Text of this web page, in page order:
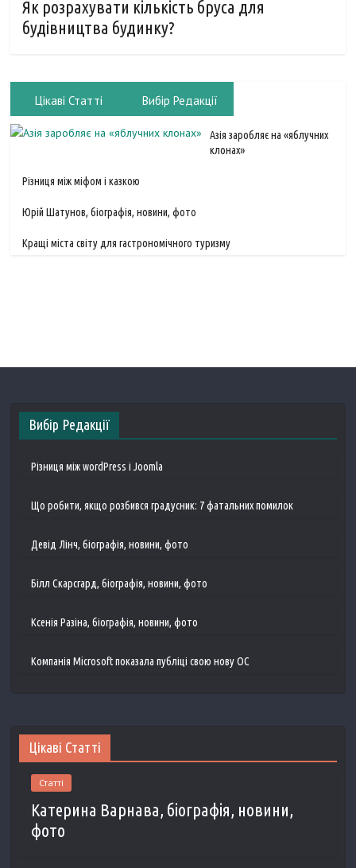
Як розрахувати кількість бруса для
будівництва будинку?
Цікаві Статті Вибір Редакції
Азія заробляє на «яблучних
клонах»
Різниця між міфом і казкою
Юрій Шатунов, біографія, новини, фото
Кращі міста світу для гастрономічного туризму
Вибір Редакції
Різниця між wordPress і Joomla
Що робити, якщо розбився градусник: 7 фатальних помилок
Девід Лінч, біографія, новини, фото
Білл Скарсгард, біографія, новини, фото
Ксенія Разіна, біографія, новини, фото
Компанія Microsoft показала публіці свою нову ОС
Цікаві Статті
Статті
Катерина Варнава, біографія, новини,
фото